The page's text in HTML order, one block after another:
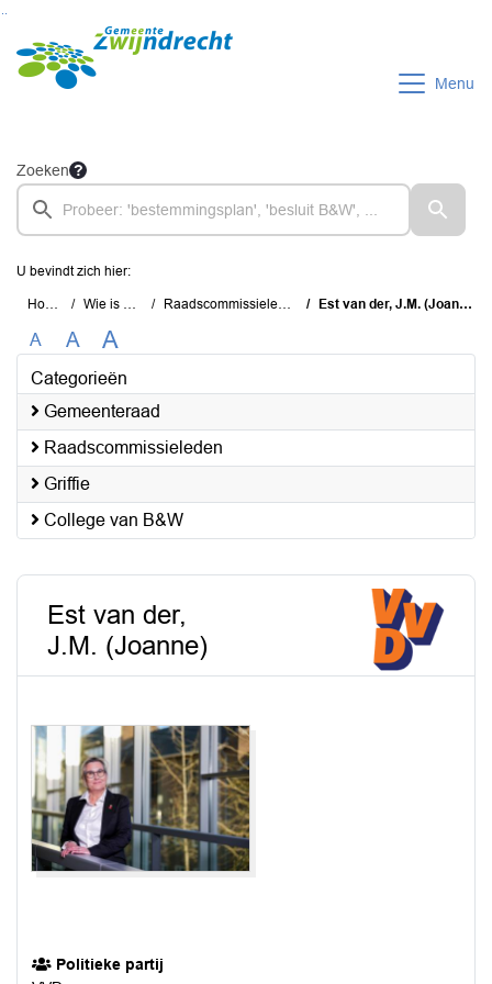
Ga naar de inhoud van deze pagina
Ga naar het zoeken
Ga naar het menu
Menu
Zoeken
U bevindt zich hier:
Home Wie is wie Raadscommissieleden Est van der, J.M. (Joanne)
A A A
Categorieën
Gemeenteraad
Raadscommissieleden
Griffie
College van B&W
Est van der,
J.M. (Joanne)
Politieke partij